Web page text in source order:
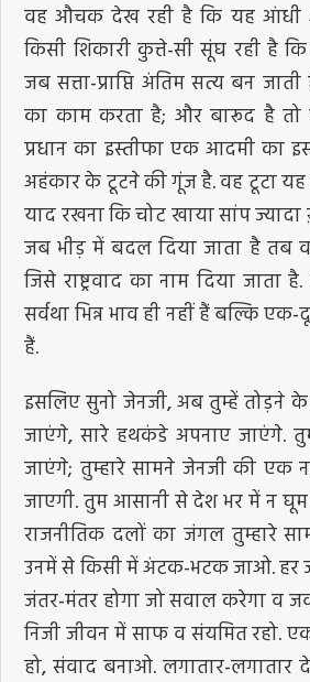
वह औचक देख रही है कि यह
किसी शिकारी कुत्ते-सी सूंघ रही है
जब सत्ता-प्राप्ति अंतिम सत्य बन
का काम करता है; और बारूद है तो
प्रधान का इस्तीफा एक आदमी का
अहंकार के टूटने की गूंज है. वह टूटा
याद रखना कि चोट खाया सांप ज्यादा
जब भीड़ में बदल दिया जाता है तब
जिसे राष्ट्रवाद का नाम दिया जाता है.
सर्वथा भिन्न भाव ही नहीं हैं बल्कि
हैं.
इसलिए सुनो जेनजी, अब तुम्हें तोड़ने
जाएंगे, सारे हथकंडे अपनाए जाएंगे.
जाएंगे; तुम्हारे सामने जेनजी की एक
जाएगी. तुम आसानी से देश भर में न
राजनीतिक दलों का जंगल तुम्हारे
उनमें से किसी में अंटक-भटक जाओ. हर
जंतर-मंतर होगा जो सवाल करेगा व
निजी जीवन में साफ व संयमित रहो.
हो, संवाद बनाओ. लगातार-